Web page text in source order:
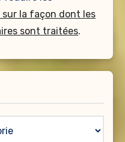
sur la façon dont les
sont traitées.